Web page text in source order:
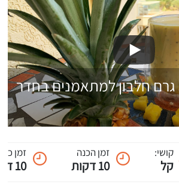
שייק אננס 50 גרם חלבון למתאמנים בחדר
קושי:
קל
זמן הכנה
10 דקות
זמן
10 דקות